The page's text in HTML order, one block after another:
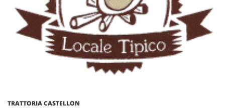
TRATTORIA CASTELLON